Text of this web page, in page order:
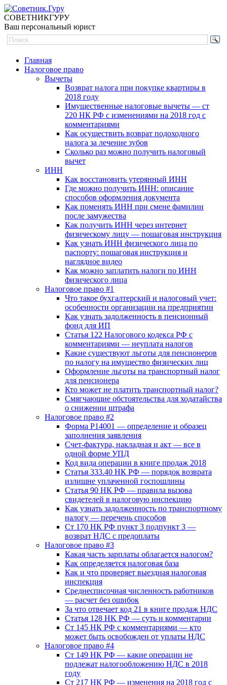
СОВЕТНИКГУРУ
Ваш персональный юрист
Главная
Налоговое право
Вычеты
Возврат налога при покупке квартиры в
2018 году
Имущественные налоговые вычеты — ст
220 НК РФ с изменениями на 2018 год с
комментариями
Как осуществить возврат подоходного
налога за лечение зубов
Сколько раз можно получить налоговый
вычет
ИНН
Как восстановить утерянный ИНН
Где можно получить ИНН: описание
способов оформления документа
Как поменять ИНН при смене фамилии
после замужества
Как получить ИНН через интернет
физическому лицу — пошаговая инструкция
Как узнать ИНН физического лица по
паспорту: пошаговая инструкция и
наглядное видео
Как можно заплатить налоги по ИНН
физического лица
Налоговое право #1
Что такое бухгалтерский и налоговый учет:
особенности организации на предприятии
Как узнать задолженность в пенсионный
фонд для ИП
Статья 122 Налогового кодекса РФ с
комментариями — неуплата налогов
Какие существуют льготы для пенсионеров
по налогу на имущество физических лиц
Оформление льготы на транспортный налог
для пенсионера
Кто может не платить транспортный налог?
Смягчающие обстоятельства для ходатайства
о снижении штрафа
Налоговое право #2
Форма Р14001 — определение и образец
заполнения заявления
Счет-фактура, накладная и акт — все в
одной форме УПД
Код вида операции в книге продаж 2018
Статья 333.40 НК РФ — порядок возврата
излишне уплаченной госпошлины
Статья 90 НК РФ — правила вызова
свидетелей в налоговую инспекцию
Как узнать задолженность по транспортному
налогу — перечень способов
Ст 170 НК РФ пункт 3 подпункт 3 —
возврат НДС с предоплаты
Налоговое право #3
Какая часть зарплаты облагается налогом?
Как определяется налоговая база
Как и что проверяет выездная налоговая
инспекция
Среднесписочная численность работников
— расчет без ошибок
За что отвечает код 21 в книге продаж НДС
Статья 128 HK РФ — суть и комментарии
Ст 145 НК РФ с комментариями — кто
может быть освобожден от уплаты НДС
Налоговое право #4
Ст 149 НК РФ — какие операции не
подлежат налогообложению НДС в 2018
году
Ст 217 НК РФ — изменения на 2018 год с